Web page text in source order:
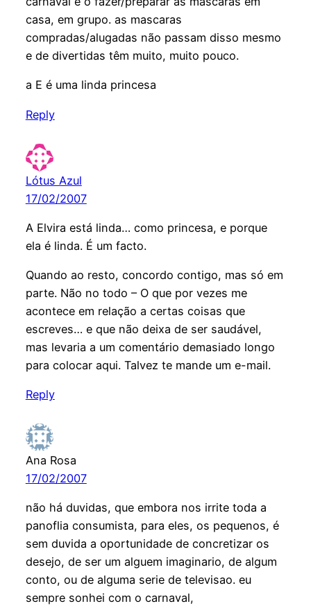
casa, em grupo. as mascaras
compradas/alugadas não passam disso mesmo
e de divertidas têm muito, muito pouco.
a E é uma linda princesa
Reply
Lótus Azul
17/02/2007
A Elvira está linda… como princesa, e porque
ela é linda. É um facto.
Quando ao resto, concordo contigo, mas só em
parte. Não no todo – O que por vezes me
acontece em relação a certas coisas que
escreves… e que não deixa de ser saudável,
mas levaria a um comentário demasiado longo
para colocar aqui. Talvez te mande um e-mail.
Reply
Ana Rosa
17/02/2007
não há duvidas, que embora nos irrite toda a
panoflia consumista, para eles, os pequenos, é
sem duvida a oportunidade de concretizar os
desejo, de ser um alguem imaginario, de algum
conto, ou de alguma serie de televisao. eu
sempre sonhei com o carnaval,